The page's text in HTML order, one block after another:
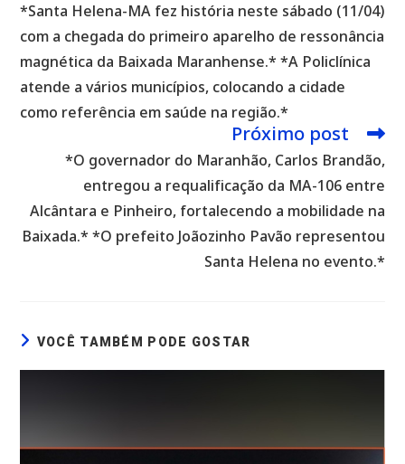
artigos
*Santa Helena-MA fez história neste sábado (11/04)
com a chegada do primeiro aparelho de ressonância
magnética da Baixada Maranhense.* *A Policlínica
atende a vários municípios, colocando a cidade
como referência em saúde na região.*
Próximo post
*O governador do Maranhão, Carlos Brandão,
entregou a requalificação da MA-106 entre
Alcântara e Pinheiro, fortalecendo a mobilidade na
Baixada.* *O prefeito Joãozinho Pavão representou
Santa Helena no evento.*
VOCÊ TAMBÉM PODE GOSTAR